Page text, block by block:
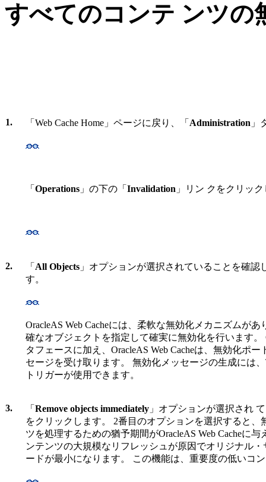
すべてのコンテ ンツの
1. 「Web Cache Home」ページに戻り、「 Administration 」
「 Operations 」の下の「 Invalidation 」リン クをクリッ
2. 「 All Objects 」オプションが選択されていることを確認
す。
OracleAS Web Cacheには、柔軟な無効化メカニズムが
確なオブジェクトを指定して確実に無効化を行います。
タフェースに加え、OracleAS Web Cacheは、無効化ポ
セージを受け取ります。 無効化メッセージの生成には
トリガーが使用できます。
3. 「 Remove objects immediately 」オプションが選択され
をクリックします。 2番目のオプションを選択すると、
ツを処理するための猶予期間がOracleAS Web Cacheに
ンテンツの大規模なリフレッシュが原因でオリジナル
ードが最小になります。 この機能は、重要度の低いコ